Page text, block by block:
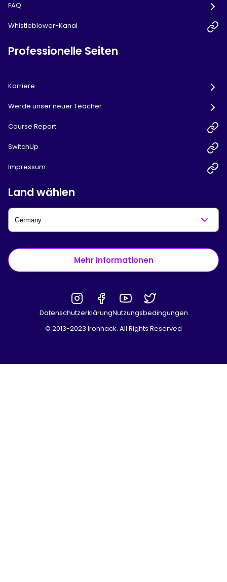
FAQ
Whistleblower-Kanal
Professionelle Seiten
Karriere
Werde unser neuer Teacher
Course Report
SwitchUp
Impressum
Land wählen
Mehr Informationen
DatenschutzerklärungNutzungsbedingungen
© 2013-2023 Ironhack. All Rights Reserved